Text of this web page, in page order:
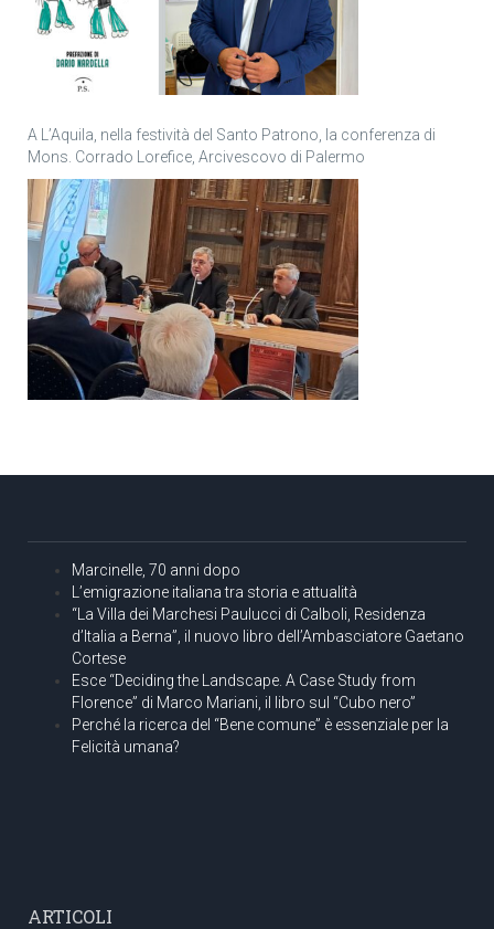
A L’Aquila, nella festività del Santo Patrono, la conferenza di
Mons. Corrado Lorefice, Arcivescovo di Palermo
Marcinelle, 70 anni dopo
L’emigrazione italiana tra storia e attualità
“La Villa dei Marchesi Paulucci di Calboli, Residenza
d’Italia a Berna”, il nuovo libro dell’Ambasciatore Gaetano
Cortese
Esce “Deciding the Landscape. A Case Study from
Florence” di Marco Mariani, il libro sul “Cubo nero”
Perché la ricerca del “Bene comune” è essenziale per la
Felicità umana?
ARTICOLI